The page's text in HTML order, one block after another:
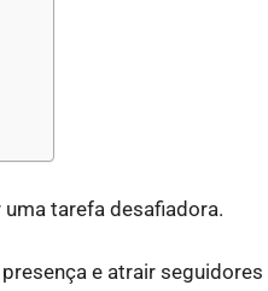
tarefa desafiadora.
e atrair seguidores